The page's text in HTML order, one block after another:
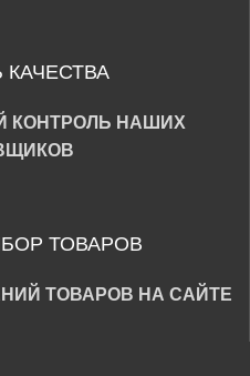
КОНТРОЛЬ НАШИХ
ТОВАРОВ
ТОВАРОВ НА САЙТЕ